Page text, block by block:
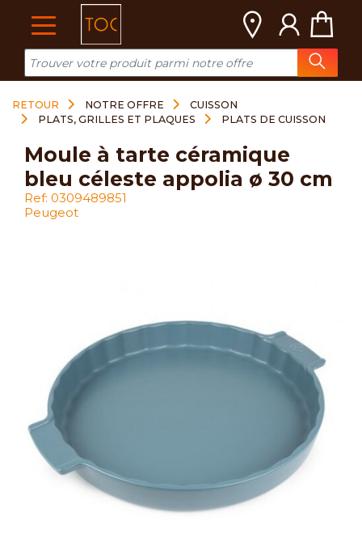
RETOUR NOTRE OFFRE
CUISSON
PLATS, GRILLES ET PLAQUES
PLATS DE CUISSON
moule à tarte céramique
bleu céleste appolia ø 30 cm
Ref: 0309489851
Peugeot
Cookies management panel